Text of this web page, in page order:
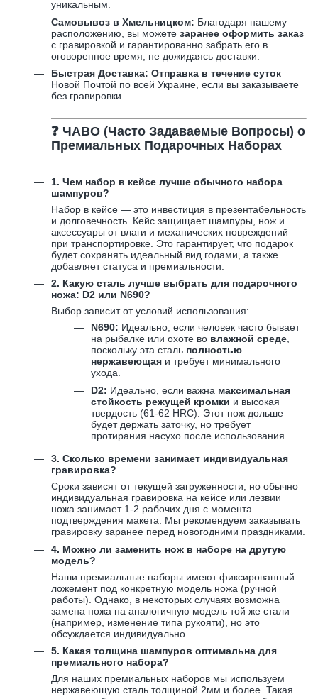
уникальным.
Самовывоз в Хмельницком: Благодаря нашему
расположению, вы можете заранее оформить заказ
с гравировкой и гарантированно забрать его в
оговоренное время, не дожидаясь доставки.
Быстрая Доставка: Отправка в течение суток
Новой Почтой по всей Украине, если вы заказываете
без гравировки.
❓ ЧАВО (Часто Задаваемые Вопросы) о
Премиальных Подарочных Наборах
1. Чем набор в кейсе лучше обычного набора
шампуров?
Набор в кейсе — это инвестиция в презентабельность
и долговечность. Кейс защищает шампуры, нож и
аксессуары от влаги и механических повреждений
при транспортировке. Это гарантирует, что подарок
будет сохранять идеальный вид годами, а также
добавляет статуса и премиальности.
2. Какую сталь лучше выбрать для подарочного
ножа: D2 или N690?
Выбор зависит от условий использования:
N690: Идеально, если человек часто бывает
на рыбалке или охоте во влажной среде,
поскольку эта сталь полностью
нержавеющая и требует минимального
ухода.
D2: Идеально, если важна максимальная
стойкость режущей кромки и высокая
твердость (61-62 HRC). Этот нож дольше
будет держать заточку, но требует
протирания насухо после использования.
3. Сколько времени занимает индивидуальная
гравировка?
Сроки зависят от текущей загруженности, но обычно
индивидуальная гравировка на кейсе или лезвии
ножа занимает 1-2 рабочих дня с момента
подтверждения макета. Мы рекомендуем заказывать
гравировку заранее перед новогодними праздниками.
4. Можно ли заменить нож в наборе на другую
модель?
Наши премиальные наборы имеют фиксированный
ложемент под конкретную модель ножа (ручной
работы). Однако, в некоторых случаях возможна
замена ножа на аналогичную модель той же стали
(например, изменение типа рукояти), но это
обсуждается индивидуально.
5. Какая толщина шампуров оптимальна для
премиального набора?
Для наших премиальных наборов мы используем
нержавеющую сталь толщиной 2мм и более. Такая